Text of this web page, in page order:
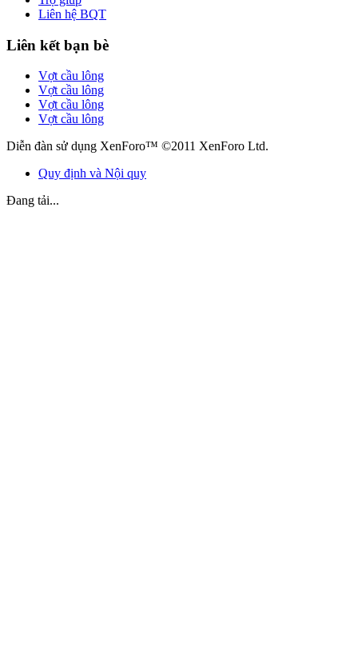
Liên hệ BQT
Liên kết bạn bè
Vợt cầu lông
Vợt cầu lông
Vợt cầu lông
Vợt cầu lông
Diễn đàn sử dụng XenForo™ ©2011 XenForo Ltd.
Quy định và Nội quy
Đang tải...